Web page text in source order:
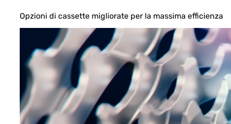
Opzioni di cassette migliorate per la massima efficienza